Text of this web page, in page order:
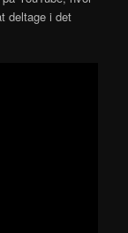
deltage i det